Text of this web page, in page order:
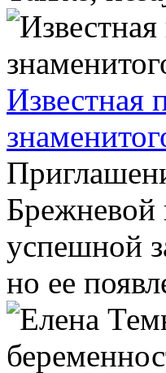
Известная
Брежневой
успешной
но ее